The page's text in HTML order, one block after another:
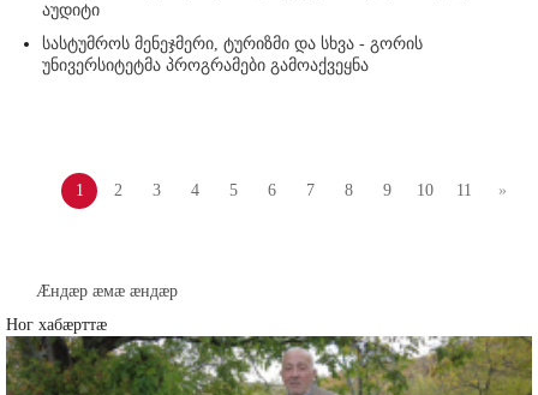
აუდიტი
სასტუმროს მენეჯმერი, ტურიზმი და სხვა - გორის
უნივერსიტეტმა პროგრამები გამოაქვეყნა
1 2 3 4 5 6 7 8 9 10 11 »
Æндæр æмæ æндæр
Ног хабæрттæ